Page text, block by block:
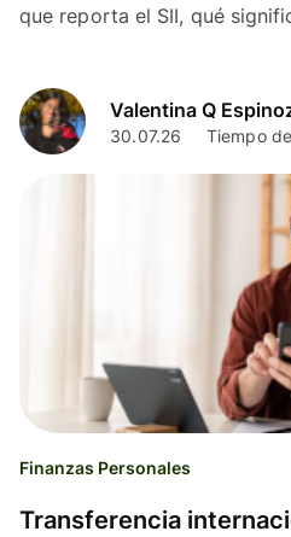
que reporta el SII, qué
Valentina Q
30.07.26 Tiempo
Finanzas Personales
Transferencia